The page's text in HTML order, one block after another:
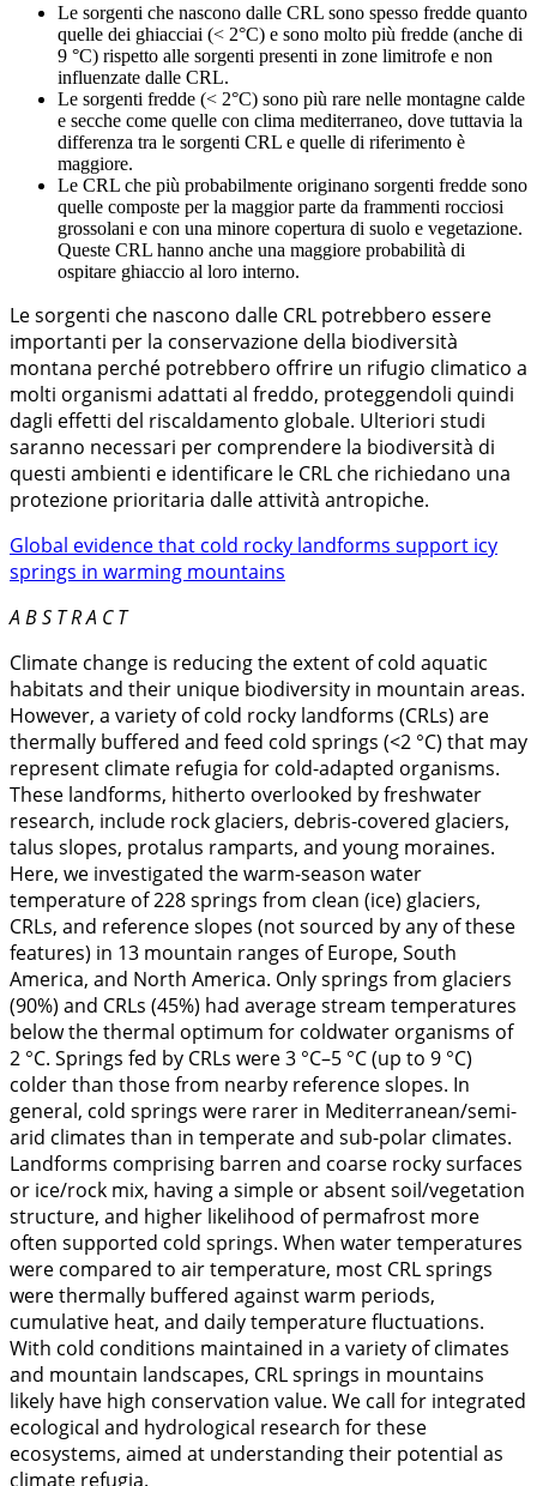
Le sorgenti che nascono dalle CRL sono spesso fredde quanto
quelle dei ghiacciai (< 2°C) e sono molto più fredde (anche di
9 °C) rispetto alle sorgenti presenti in zone limitrofe e non
influenzate dalle CRL.
Le sorgenti fredde (< 2°C) sono più rare nelle montagne calde
e secche come quelle con clima mediterraneo, dove tuttavia la
differenza tra le sorgenti CRL e quelle di riferimento è
maggiore.
Le CRL che più probabilmente originano sorgenti fredde sono
quelle composte per la maggior parte da frammenti rocciosi
grossolani e con una minore copertura di suolo e vegetazione.
Queste CRL hanno anche una maggiore probabilità di
ospitare ghiaccio al loro interno.
Le sorgenti che nascono dalle CRL potrebbero essere
importanti per la conservazione della biodiversità
montana perché potrebbero offrire un rifugio climatico a
molti organismi adattati al freddo, proteggendoli quindi
dagli effetti del riscaldamento globale. Ulteriori studi
saranno necessari per comprendere la biodiversità di
questi ambienti e identificare le CRL che richiedano una
protezione prioritaria dalle attività antropiche.
Global evidence that cold rocky landforms support icy
springs in warming mountains
A B S T R A C T
Climate change is reducing the extent of cold aquatic
habitats and their unique biodiversity in mountain areas.
However, a variety of cold rocky landforms (CRLs) are
thermally buffered and feed cold springs (<2 °C) that may
represent climate refugia for cold-adapted organisms.
These landforms, hitherto overlooked by freshwater
research, include rock glaciers, debris-covered glaciers,
talus slopes, protalus ramparts, and young moraines.
Here, we investigated the warm-season water
temperature of 228 springs from clean (ice) glaciers,
CRLs, and reference slopes (not sourced by any of these
features) in 13 mountain ranges of Europe, South
America, and North America. Only springs from glaciers
(90%) and CRLs (45%) had average stream temperatures
below the thermal optimum for coldwater organisms of
2 °C. Springs fed by CRLs were 3 °C–5 °C (up to 9 °C)
colder than those from nearby reference slopes. In
general, cold springs were rarer in Mediterranean/semi-
arid climates than in temperate and sub-polar climates.
Landforms comprising barren and coarse rocky surfaces
or ice/rock mix, having a simple or absent soil/vegetation
structure, and higher likelihood of permafrost more
often supported cold springs. When water temperatures
were compared to air temperature, most CRL springs
were thermally buffered against warm periods,
cumulative heat, and daily temperature fluctuations.
With cold conditions maintained in a variety of climates
and mountain landscapes, CRL springs in mountains
likely have high conservation value. We call for integrated
ecological and hydrological research for these
ecosystems, aimed at understanding their potential as
climate refugia.